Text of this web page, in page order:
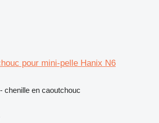
pour mini-pelle Hanix N6
chenille en caoutchouc